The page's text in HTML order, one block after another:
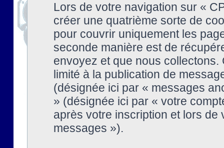
Lors de votre navigation sur «
créer une quatrième sorte de
pour couvrir uniquement les
seconde manière est de
envoyez et que nous collectons.
limité à la publication de
(désignée ici par « messages
» (désignée ici par « votre
après votre inscription et lors
messages »).